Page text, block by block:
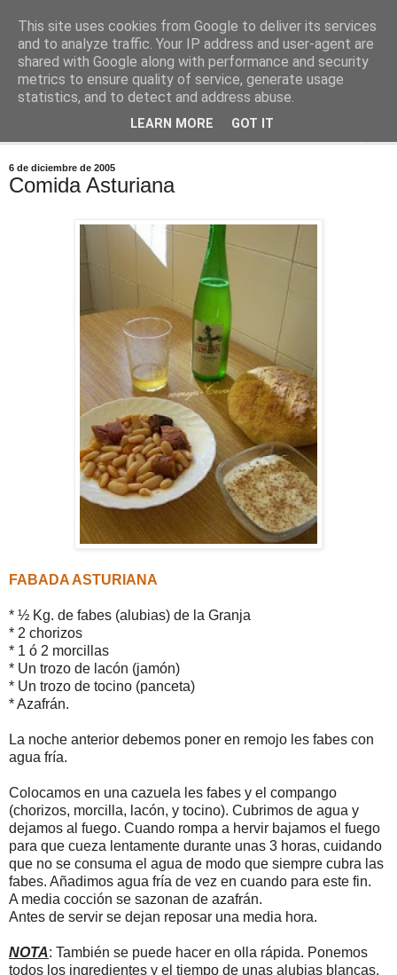
Comoju
La Cocina del Día a Día y el día a día de la Gastronomía
6 de diciembre de 2005
Comida Asturiana
FABADA ASTURIANA
* ½ Kg. de fabes (alubias) de la Granja
* 2 chorizos
* 1 ó 2 morcillas
* Un trozo de lacón (jamón)
* Un trozo de tocino (panceta)
* Azafrán.
La noche anterior debemos poner en remojo les fabes con
agua fría.
Colocamos en una cazuela les fabes y el compango
(chorizos, morcilla, lacón, y tocino). Cubrimos de agua y
dejamos al fuego. Cuando rompa a hervir bajamos el fuego
para que cueza lentamente durante unas 3 horas, cuidando
que no se consuma el agua de modo que siempre cubra las
fabes. Añadimos agua fría de vez en cuando para este fin.
A media cocción se sazonan de azafrán.
Antes de servir se dejan reposar una media hora.
NOTA: También se puede hacer en olla rápida. Ponemos
todos los ingredientes y el tiempo de unas alubias blancas.
This site uses cookies from Google to deliver its services
and to analyze traffic. Your IP address and user-agent are
shared with Google along with performance and security
metrics to ensure quality of service, generate usage
statistics, and to detect and address abuse.
LEARN MORE GOT IT